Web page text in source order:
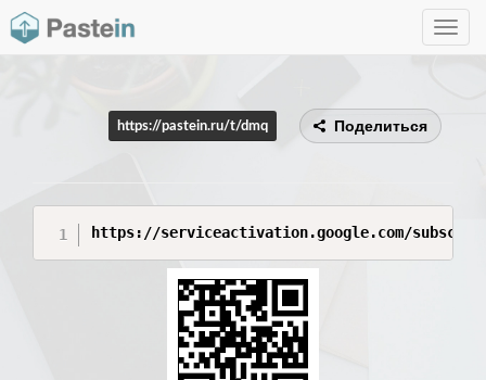
Toggle
https://pastein.ru/t/dmq Поделиться
https://serviceactivation.google.com/subscription/new/